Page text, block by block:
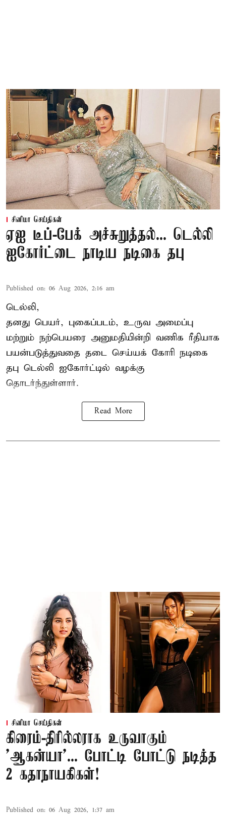
சினிமா செய்திகள்
ஏஐ டீப்-பேக் அச்சுறுத்தல்... டெல்லி
ஐகோர்ட்டை நாடிய நடிகை தபு
Published on: 06 Aug 2026, 2:16 am
டெல்லி,
தனது பெயர், புகைப்படம், உருவ அமைப்பு
மற்றும் நற்பெயரை அனுமதியின்றி வணிக ரீதியாக
பயன்படுத்துவதை தடை செய்யக் கோரி நடிகை
தபு டெல்லி ஐகோர்ட்டில் வழக்கு
தொடர்ந்துள்ளார்.
Read More
சினிமா செய்திகள்
கிரைம்-திரில்லராக உருவாகும்
'ஆகன்யா'... போட்டி போட்டு நடித்த
2 கதாநாயகிகள்!
Published on: 06 Aug 2026, 1:37 am